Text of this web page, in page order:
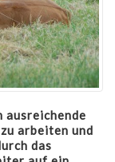
ausreichende
arbeiten und
das